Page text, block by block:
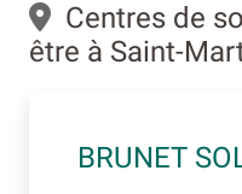
Centres de
être à Saint-
BRUNET